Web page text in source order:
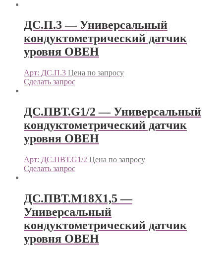
ДС.П.3 — Универсальный
кондуктометрический датчик
уровня ОВЕН
Арт: ДС.П.3 Цена по запросу
Сделать запрос
ДС.ПВТ.G1/2 — Универсальный
кондуктометрический датчик
уровня ОВЕН
Арт: ДС.ПВТ.G1/2 Цена по запросу
Сделать запрос
ДС.ПВТ.М18Х1,5 —
Универсальный
кондуктометрический датчик
уровня ОВЕН